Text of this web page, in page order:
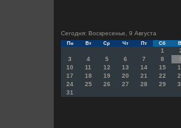
Сегодня: Воскресенье, 9 Августа
Пн Вт Ср Чт Пт Сб
1
3
4 5 6 7 8
10
11 12 13 14 15
17
18 19 20 21 22
24
25 26 27 28 29
31